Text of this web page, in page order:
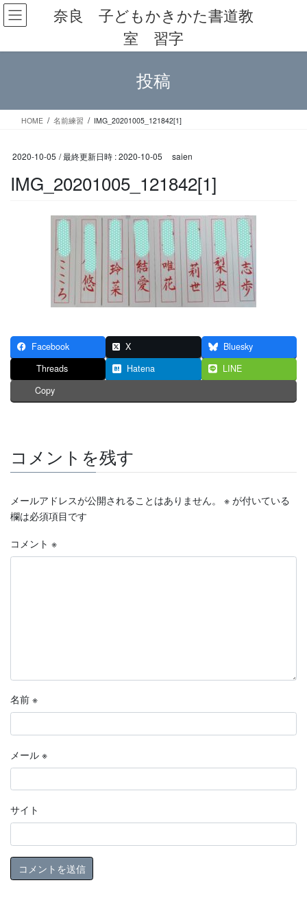
コ
ン
ン
キ
ナ
ビ
ー
に
奈良 子どもかきかた書道教
室 習字
投稿
HOME 名前練習 IMG_20201005_121842[1]
2020-10-05 / 最終更新日時 :2020-10-05 saien
IMG_20201005_121842[1]
Facebook X
Bluesky
Threads
Hatena
LINE
Copy
コメントを残す
メールアドレスが公開されることはありません。 ※ が付いている
欄は必須項目です
コメント ※
名前 ※
メール ※
サイト